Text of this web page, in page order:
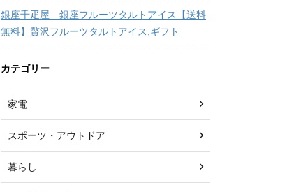
銀座千疋屋 銀座フルーツタルトアイス【送料
無料】贅沢フルーツタルトアイス,ギフト
カテゴリー
家電
スポーツ・アウトドア
暮らし